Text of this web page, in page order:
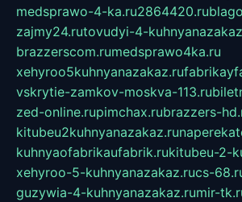
medsprawo-4-ka.ru2864420.ru
zajmy24.rutovudyi-4-
brazzerscom.rumedsprawo4ka.ru
xehyroo5kuhnyanazakaz.ru
vskrytie-zamkov-moskva-113.ru
zed-online.rupimchax.rubrazzers-
kitubeu2kuhnyanazakaz.ru
kuhnyaofabrikaufabrik.rukitubeu-2-
xehyroo-5-kuhnyanazakaz.rucs-
guzywia-4-kuhnyanazakaz.rumir-